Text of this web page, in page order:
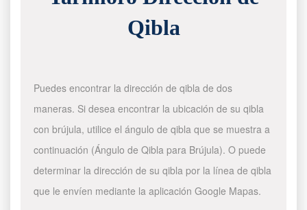
Qibla
Puedes encontrar la dirección de qibla de dos
maneras. Si desea encontrar la ubicación de su qibla
con brújula, utilice el ángulo de qibla que se muestra a
continuación (Ángulo de Qibla para Brújula). O puede
determinar la dirección de su qibla por la línea de qibla
que le envíen mediante la aplicación Google Mapas.